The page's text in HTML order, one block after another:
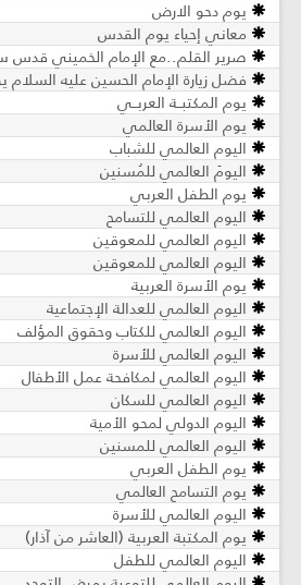
يوم دحو الارض
معاني إحياء يوم القدس
صرير القلم..مع الإمام الخميني قدس
فضل زيارة الإمام الحسين عليه السلام
يوم المكتبــة العربــي
يوم الأسرة العالمي
اليوم العالمي للشباب
اليومَ العالمي للمُسنين
يوم الطفل العربي
اليوم العالمي للتسامح
اليوم العالمي للمعوقين
اليوم العالمي للمعوقين
يوم الأسرة العربية
اليوم العالمي للعدالة الإجتماعية
اليوم العالمي للكتاب وحقوق المؤلف
اليوم العالمي للأسرة
اليوم العالمي لمكافحة عمل الأطفال
اليوم العالمي للسكان
اليوم الدولي لمحو الأمية
اليوم العالمي للمسنين
يوم الطفل العربي
يوم التسامح العالمي
اليوم العالمي للأسرة
يوم المكتبة العربية (العاشر من آذار)
اليوم العالمي للطفل